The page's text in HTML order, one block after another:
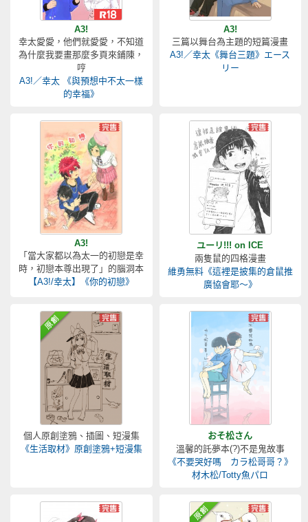
A3!
幸太愛愛，他們就愛愛，不知道
為什麼我要畫那麼多頁來鋪陳，
哼
A3!／幸太 《與預想中不太一樣
的幸福》
A3!
三篇以舞台為主題的短篇漫畫
A3!／幸太《舞台三題》エース
リー
A3!
「當大家都以為太一的初戀是幸
時，初戀本尊出現了」的腦洞本
【A3!/幸太】《你的初戀》
ユーリ!!! on ICE
兩隻鼠的四格漫畫
維勇無料《這裡是披集的倉鼠推
廣協會耶～》
個人原創塗鴉、插圖、短漫集
《生活取材》原創塗鴉+短漫集
おそ松さん
溫馨的託夢本(?)不是鬼故事
《不要哭好嗎 カラ松哥哥？》
材木松/Totty魚パロ